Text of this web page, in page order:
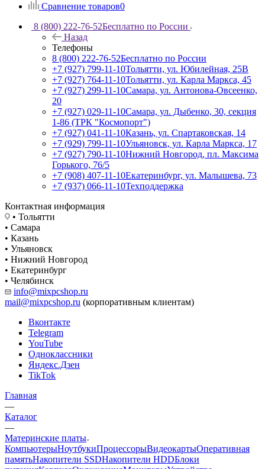
Сравнение товаров0
8 (800) 222-76-52Бесплатно по России
Назад
Телефоны
8 (800) 222-76-52Бесплатно по России
+7 (927) 799-11-10Тольятти, ул. Юбилейная, 25В
+7 (927) 764-11-10Тольятти, ул. Карла Маркса, 45
+7 (927) 299-11-10Самара, ул. Антонова-Овсеенко,
20
+7 (927) 029-11-10Самара, ул. Дыбенко, 30, секция
1-86 (ТРК "Космопорт")
+7 (927) 041-11-10Казань, ул. Спартаковская, 14
+7 (929) 799-11-10Ульяновск, ул. Карла Маркса, 17
+7 (927) 790-11-10Нижний Новгород, пл. Максима
Горького, 76/5
+7 (908) 407-11-10Екатеринбург, ул. Малышева, 73
+7 (937) 066-11-10Техподдержка
Контактная информация
• Тольятти
• Самара
• Казань
• Ульяновск
• Нижний Новгород
• Екатеринбург
• Челябинск
info@mixpcshop.ru
mail@mixpcshop.ru (корпоративным клиентам)
Вконтакте
Telegram
YouTube
Одноклассники
Яндекс.Дзен
TikTok
Главная
—
Каталог
—
Материнские платы
КомпьютерыНоутбукиПроцессорыВидеокартыОперативная
памятьНакопители SSDНакопители HDDБлоки